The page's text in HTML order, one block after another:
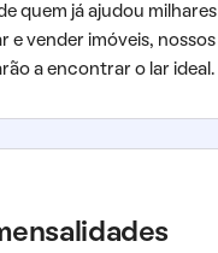
quem já ajudou milhares
e vender imóveis, nossos
a encontrar o lar ideal.